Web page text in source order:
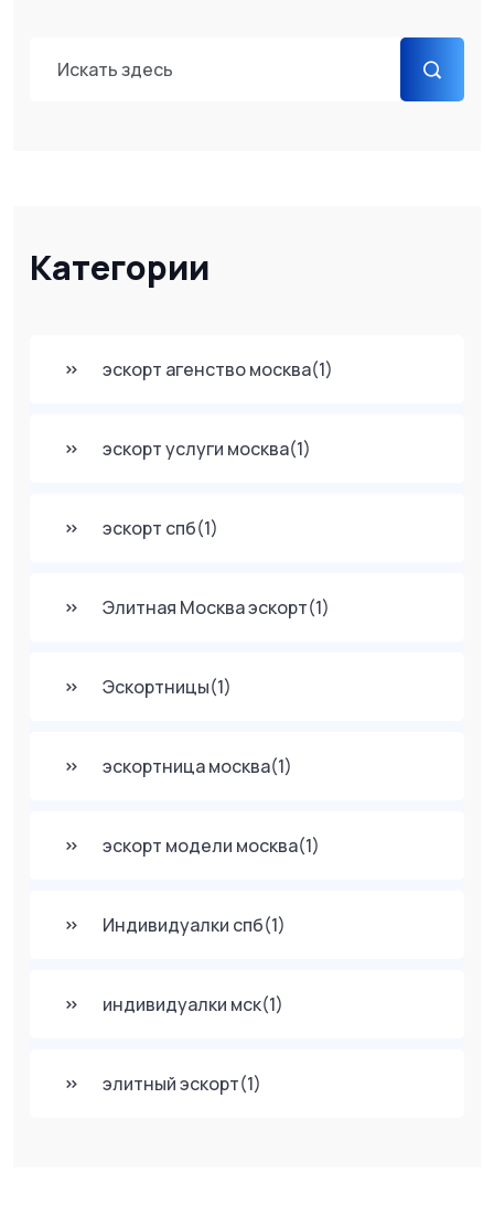
Категории
эскорт агенство москва(1)
эскорт услуги москва(1)
эскорт спб(1)
Элитная Москва эскорт(1)
Эскортницы(1)
эскортница москва(1)
эскорт модели москва(1)
Индивидуалки спб(1)
индивидуалки мск(1)
элитный эскорт(1)